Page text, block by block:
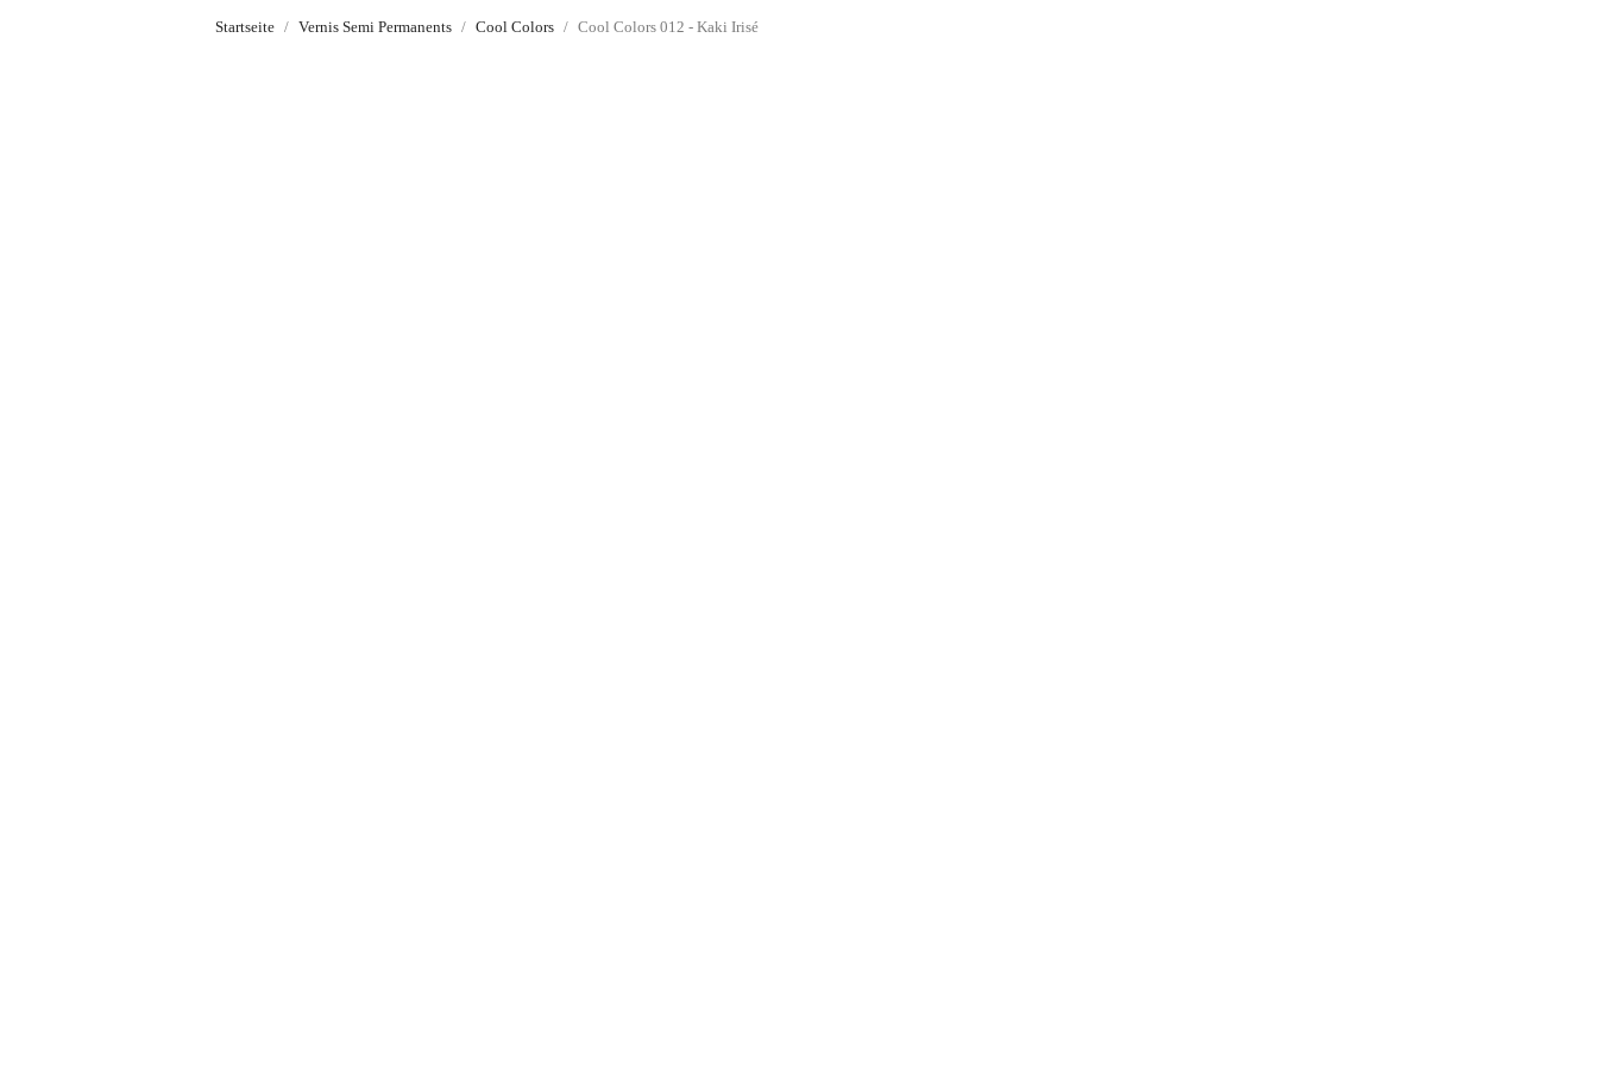
Startseite Vernis Semi Permanents Cool Colors Cool Colors 012 - Kaki Irisé